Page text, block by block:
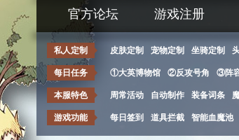
官方论坛 游戏注册
私人定制 皮肤定制 宠物定制 坐骑定制
每日任务 ①大英博物馆 ②反攻号角 ③阵
本服特色 周常活动 自动制作 装备词条
游戏功能 每日签到 道具拦截 智能血魔池